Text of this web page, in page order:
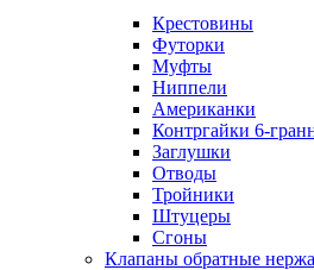
Крестовины
Футорки
Муфты
Ниппели
Американки
Контргайки 6-
Заглушки
Отводы
Тройники
Штуцеры
Сгоны
Клапаны обратные